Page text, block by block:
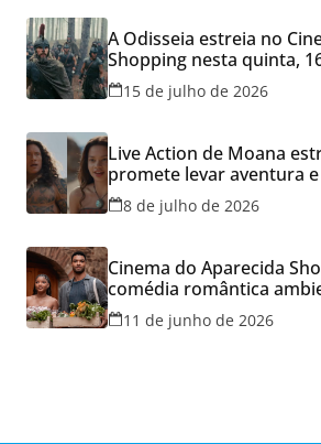
A Odisseia estreia no
Shopping nesta quinta,
15 de julho de 2026
Live Action de Moana
promete levar aventura
Cineflix do Aparecida
8 de julho de 2026
Cinema do Aparecida
comédia romântica
hoje e lança promoção
Namorados
11 de junho de 2026